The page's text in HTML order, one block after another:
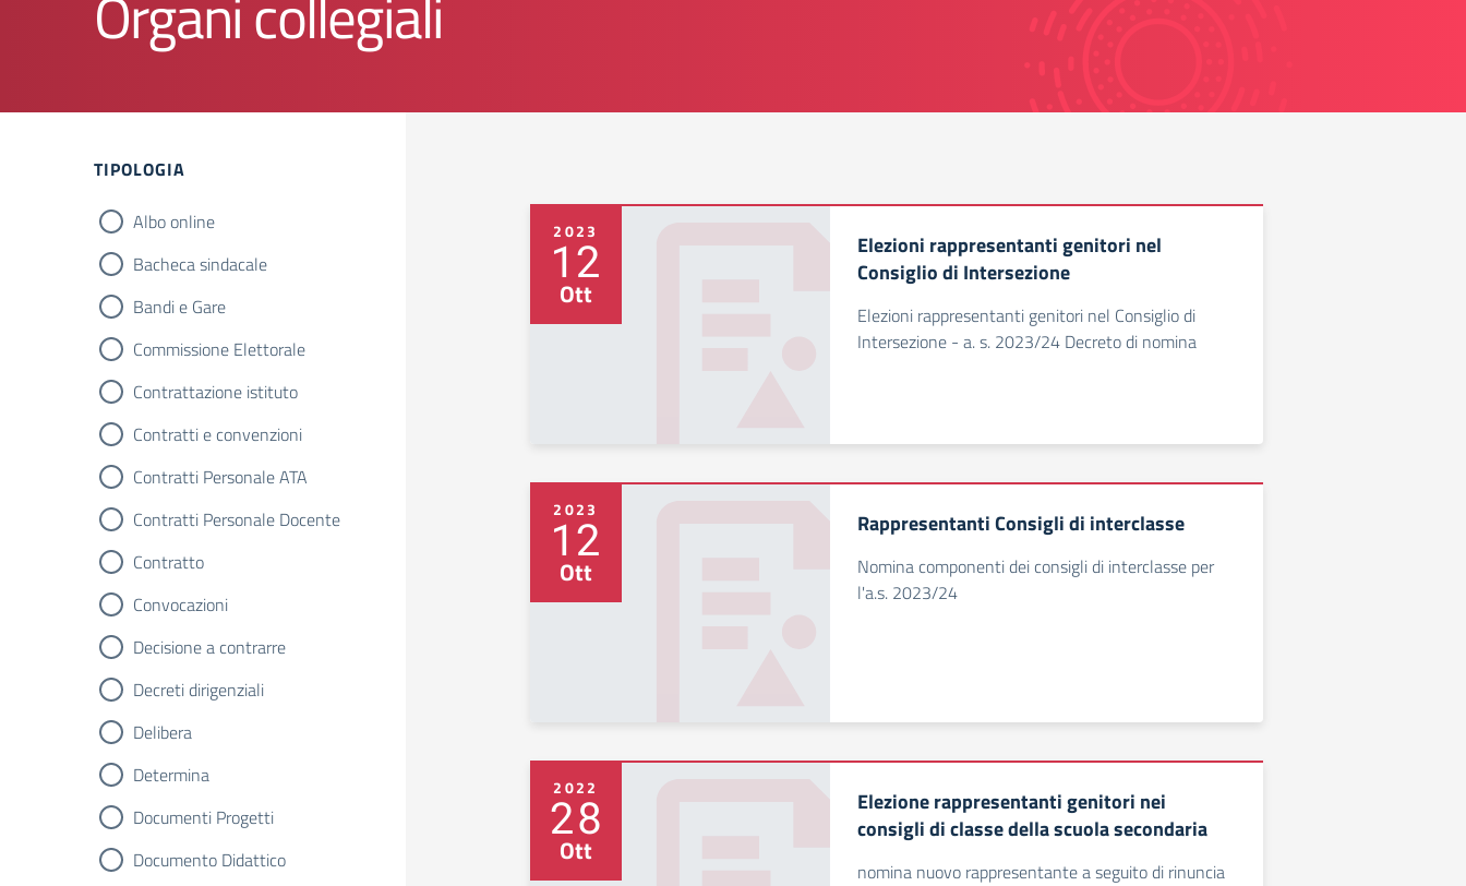
TIPOLOGIA
Albo online
Bacheca sindacale
Bandi e Gare
Commissione Elettorale
Contrattazione istituto
Contratti e convenzioni
Contratti Personale ATA
Contratti Personale Docente
Contratto
Convocazioni
Decisione a contrarre
Decreti dirigenziali
Delibera
Determina
Documenti Progetti
Documento Didattico
2023
12
Ott
Elezioni rappresentanti genitori nel
Consiglio di Intersezione
Elezioni rappresentanti genitori nel Consiglio di
Intersezione - a. s. 2023/24 Decreto di nomina
2023
12
Ott
Rappresentanti Consigli di interclasse
Nomina componenti dei consigli di interclasse per
l'a.s. 2023/24
2022
28
Ott
Elezione rappresentanti genitori nei
consigli di classe della scuola secondaria
nomina nuovo rappresentante a seguito di rinuncia